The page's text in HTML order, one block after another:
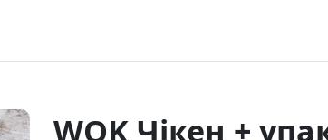
WOK Чікен +